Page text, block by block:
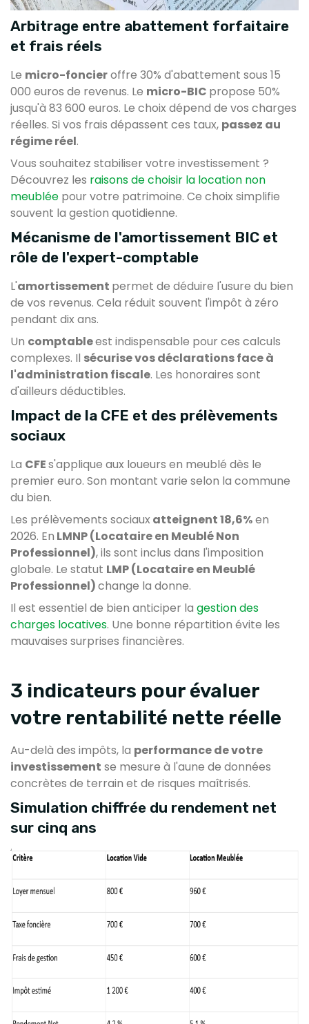
Arbitrage entre abattement forfaitaire
et frais réels
Le micro-foncieroffre 30% d'abattement sous 15
000 euros de revenus. Le micro-BIC propose 50%
jusqu'à 83 600 euros. Le choix dépend de vos charges
réelles. Si vos frais dépassent ces taux, passez au
régime réel.
Vous souhaitez stabiliser votre investissement ?
Découvrez les raisons de choisir la location non
meublée pour votre patrimoine. Ce choix simplifie
souvent la gestion quotidienne.
Mécanisme de l'amortissement BIC et
rôle de l'expert-comptable
L'amortissement permet de déduire l'usure du bien
de vos revenus. Cela réduit souvent l'impôt à zéro
pendant dix ans.
Un comptableest indispensable pour ces calculs
complexes. Il sécurise vos déclarations face à
l'administration fiscale. Les honoraires sont
d'ailleurs déductibles.
Impact de la CFE et des prélèvements
sociaux
La CFEs'applique aux loueurs en meublé dès le
premier euro. Son montant varie selon la commune
du bien.
Les prélèvements sociaux atteignent 18,6%en
2026. En LMNP (Locataire en Meublé Non
Professionnel), ils sont inclus dans l'imposition
globale. Le statut LMP (Locataire en Meublé
Professionnel)change la donne.
Il est essentiel de bien anticiper la gestion des
charges locatives. Une bonne répartition évite les
mauvaises surprises financières.
3 indicateurs pour évaluer
votre rentabilité nette réelle
Au-delà des impôts, la performance de votre
investissement se mesure à l'aune de données
concrètes de terrain et de risques maîtrisés.
Simulation chiffrée du rendement net
sur cinq ans